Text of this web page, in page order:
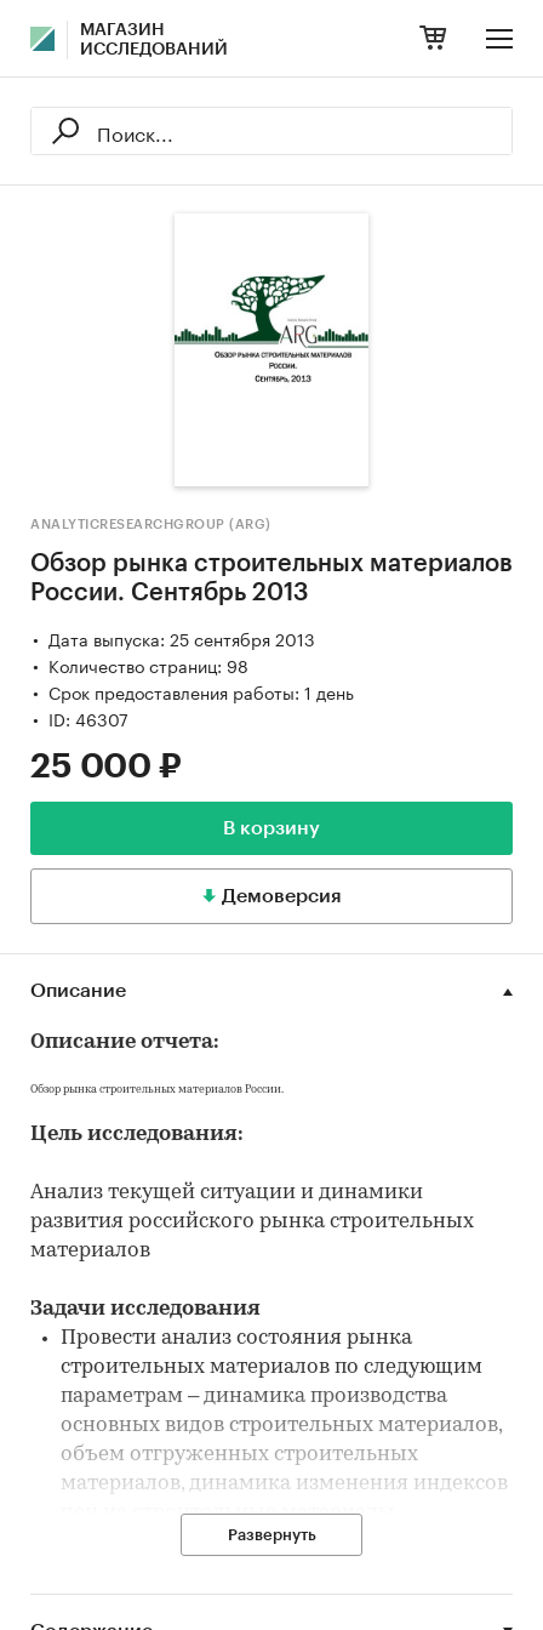
МАГАЗИН
ИССЛЕДОВАНИЙ
ANALYTICRESEARCHGROUP (ARG)
Обзор рынка строительных материалов
России. Сентябрь 2013
Дата выпуска: 25 сентября 2013
Количество страниц: 98
Срок предоставления работы: 1 день
ID: 46307
25 000 ₽
В корзину
Демоверсия
Описание
Описание отчета:
Обзор рынка строительных материалов России.
Цель исследования:
Анализ текущей ситуации и динамики
развития российского рынка строительных
материалов
Задачи исследования
Провести анализ состояния рынка
строительных материалов по следующим
параметрам – динамика производства
основных видов строительных материалов,
объем отгруженных строительных
материалов, динамика изменения индексов
цен на строительные материалы,
изменение себестоимости проданных
Развернуть